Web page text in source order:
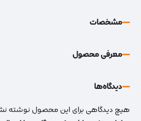
مشخصات
معرفی محصول
دیدگاه‌‌ها
هیچ دیدگاهی برای این محصول نوشته